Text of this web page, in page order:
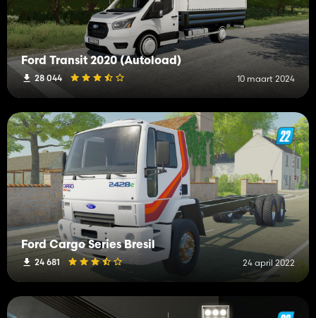
Ford Transit 2020 (Autoload)
28 044 10 maart 2024
Ford Cargo Series Bresil
24 681 24 april 2022